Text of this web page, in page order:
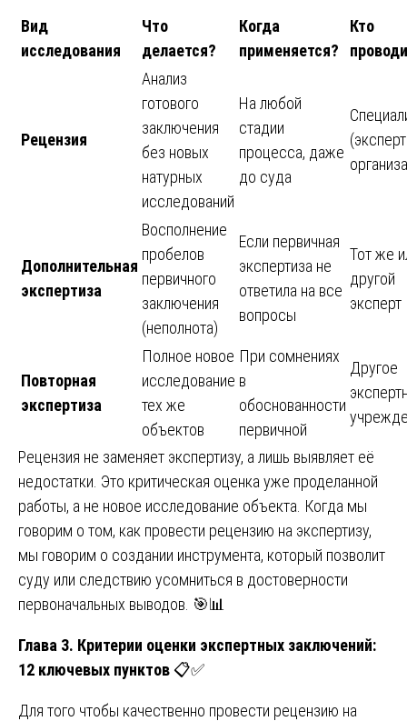
Вид
исследования
Что
делается?
Когда
применяется?
Кто
Рецензия
Анализ
готового
заключения
без новых
натурных
исследований
На любой
стадии
процесса, даже
до суда
Дополнительная
экспертиза
Восполнение
пробелов
первичного
заключения
(неполнота)
Если первичная
экспертиза не
ответила на все
вопросы
Тот же
другой
эксперт
Повторная
экспертиза
Полное новое
исследование
тех же
объектов
При сомнениях
в
обоснованности
первичной
Другое
Рецензия не заменяет экспертизу, а лишь выявляет её
недостатки. Это критическая оценка уже проделанной
работы, а не новое исследование объекта. Когда мы
говорим о том, как провести рецензию на экспертизу,
мы говорим о создании инструмента, который позволит
суду или следствию усомниться в достоверности
первоначальных выводов. 🎯📊
Глава 3. Критерии оценки экспертных заключений:
12 ключевых пунктов 📋✅
Для того чтобы качественно провести рецензию на